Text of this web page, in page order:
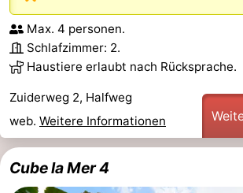
Max. 4 personen.
Schlafzimmer: 2.
Haustiere erlaubt nach Rücksprache.
Zuiderweg 2, Halfweg
web. Weitere Informationen
Cube la Mer 4